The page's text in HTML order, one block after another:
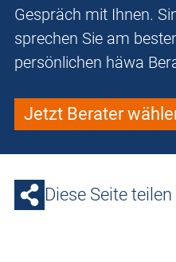
Gespräch mit Ihnen.
sprechen Sie am
persönlichen häwa
Jetzt Berater
Diese Seite teilen